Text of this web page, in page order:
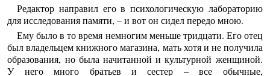
Редактор направил его в психологическую лабораторию
для исследования памяти, – и вот он сидел передо мною.
Ему было в то время немногим меньше тридцати. Его отец
был владельцем книжного магазина, мать хотя и не получила
образования, но была начитанной и культурной женщиной.
У него много братьев и сестер – все обычные,